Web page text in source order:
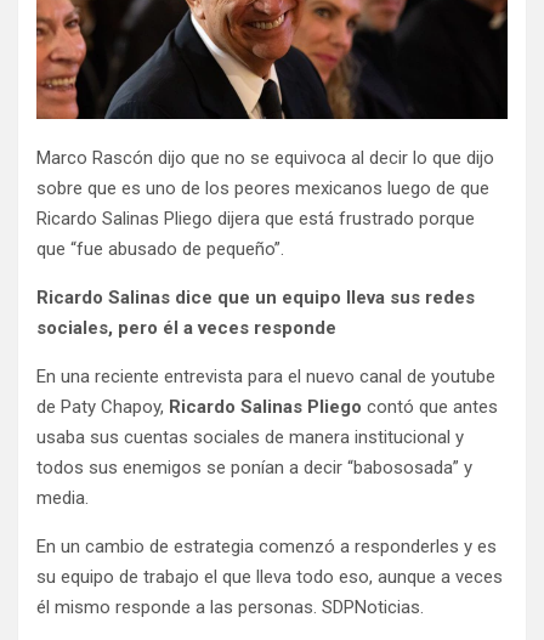
Marco Rascón dijo que no se equivoca al decir lo que dijo
sobre que es uno de los peores mexicanos luego de que
Ricardo Salinas Pliego dijera que está frustrado porque
que “fue abusado de pequeño”.
Ricardo Salinas dice que un equipo lleva sus redes
sociales, pero él a veces responde
En una reciente entrevista para el nuevo canal de youtube
de Paty Chapoy, Ricardo Salinas Pliego contó que antes
usaba sus cuentas sociales de manera institucional y
todos sus enemigos se ponían a decir “babososada” y
media.
En un cambio de estrategia comenzó a responderles y es
su equipo de trabajo el que lleva todo eso, aunque a veces
él mismo responde a las personas. SDPNoticias.